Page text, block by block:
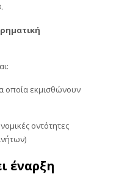
οποία εκμισθώνουν
οντότητες
έναρξη